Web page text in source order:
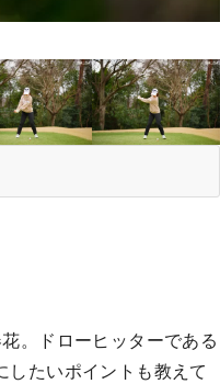
。ドローヒッターである
したいポイントも教えて